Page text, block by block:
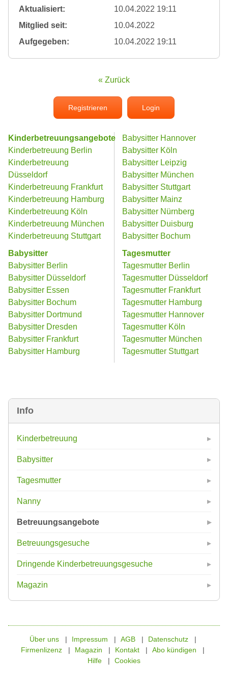
Info
Kinderbetreuung
Babysitter
Tagesmutter
Nanny
Betreuungsangebote
Betreuungsgesuche
Dringende Kinderbetreuungsgesuche
Magazin
Aktualisiert:
10.04.2022 19:11
Mitglied seit:
10.04.2022
Aufgegeben:
10.04.2022 19:11
« Zurück
Registrieren Login
Kinderbetreuungsangebote
Kinderbetreuung Berlin
Kinderbetreuung
Düsseldorf
Kinderbetreuung Frankfurt
Kinderbetreuung Hamburg
Kinderbetreuung Köln
Kinderbetreuung München
Kinderbetreuung Stuttgart
Babysitter
Babysitter Berlin
Babysitter Düsseldorf
Babysitter Essen
Babysitter Bochum
Babysitter Dortmund
Babysitter Dresden
Babysitter Frankfurt
Babysitter Hamburg
Babysitter Hannover
Babysitter Köln
Babysitter Leipzig
Babysitter München
Babysitter Stuttgart
Babysitter Mainz
Babysitter Nürnberg
Babysitter Duisburg
Babysitter Bochum
Tagesmutter
Tagesmutter Berlin
Tagesmutter Düsseldorf
Tagesmutter Frankfurt
Tagesmutter Hamburg
Tagesmutter Hannover
Tagesmutter Köln
Tagesmutter München
Tagesmutter Stuttgart
Über uns Impressum AGB
Datenschutz
Firmenlizenz
Magazin Kontakt
Abo kündigen
Hilfe
Cookies